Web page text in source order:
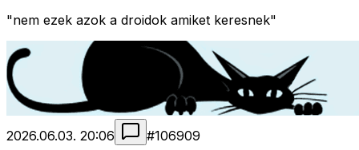
"nem ezek azok a droidok amiket keresnek"
2026.06.03. 20:06 #106909